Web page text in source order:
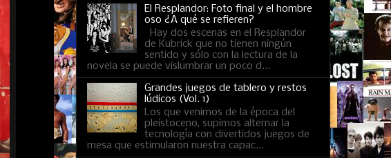
El Resplandor: Foto final y el hombre
oso ¿A qué se refieren?
Hay dos escenas en el Resplandor
de Kubrick que no tienen ningún
sentido y sólo con la lectura de la
novela se puede vislumbrar un poco d...
Grandes juegos de tablero y restos
lúdicos (Vol. 1)
Los que venimos de la época del
pleistoceno, supimos alternar la
tecnología con divertidos juegos de
mesa que estimularon nuestra capac...